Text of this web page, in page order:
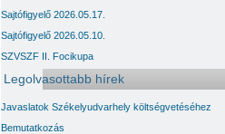
Sajtófigyelő 2026.05.17.
Sajtófigyelő 2026.05.10.
SZVSZF II. Focikupa
Legolvasottabb hírek
Javaslatok Székelyudvarhely költségvetéséhez
Bemutatkozás